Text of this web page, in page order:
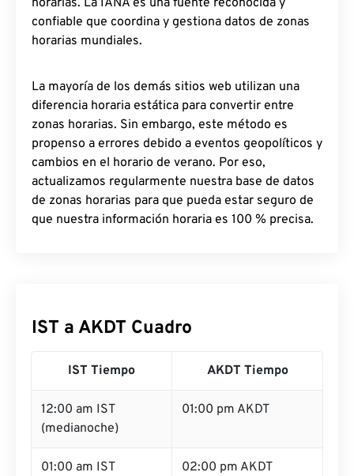
horarias. La IANA es una fuente reconocida y
confiable que coordina y gestiona datos de zonas
horarias mundiales.
La mayoría de los demás sitios web utilizan una
diferencia horaria estática para convertir entre
zonas horarias. Sin embargo, este método es
propenso a errores debido a eventos geopolíticos y
cambios en el horario de verano. Por eso,
actualizamos regularmente nuestra base de datos
de zonas horarias para que pueda estar seguro de
que nuestra información horaria es 100 % precisa.
IST a AKDT Cuadro
IST Tiempo AKDT Tiempo
12:00 am IST
(medianoche)
01:00 pm AKDT
01:00 am IST 02:00 pm AKDT